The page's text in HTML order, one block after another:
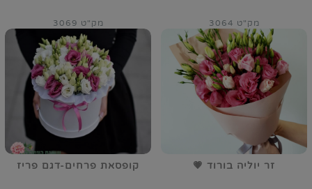
זר יוליה בורוד 💗
מק"ט 3064
קופסאת פרחים-דגם פריז
מק"ט 3069